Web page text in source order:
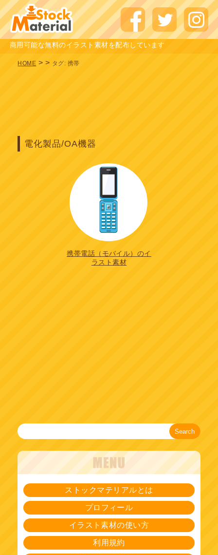
商用可能な無料のイラスト素材を配布しています
HOME > > タグ: 携帯
電化製品/OA機器
携帯電話（モバイル）のイ
ラスト素材
Search
ストックマテリアルとは
プロフィール
イラスト素材の使い方
利用規約